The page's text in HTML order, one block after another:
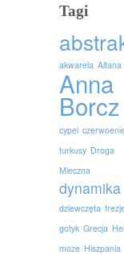
Tagi
akwarela Altana
Anna
Borcz
cypel
turkusy Droga
Mleczna
dynamika
dziewczęta
gotyk Grecja
moze Hiszpania